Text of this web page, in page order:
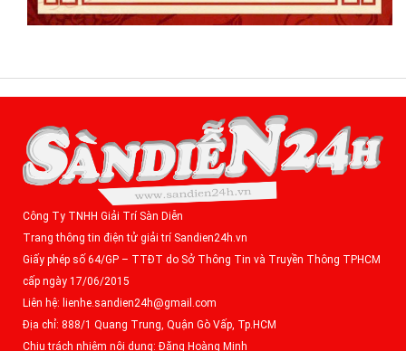
Công Ty TNHH Giải Trí Sàn Diễn
Trang thông tin điện tử giải trí Sandien24h.vn
Giấy phép số 64/GP – TTĐT do Sở Thông Tin và Truyền Thông TPHCM
cấp ngày 17/06/2015
Liên hệ: lienhe.sandien24h@gmail.com
Địa chỉ: 888/1 Quang Trung, Quận Gò Vấp, Tp.HCM
Chịu trách nhiệm nội dung: Đặng Hoàng Minh